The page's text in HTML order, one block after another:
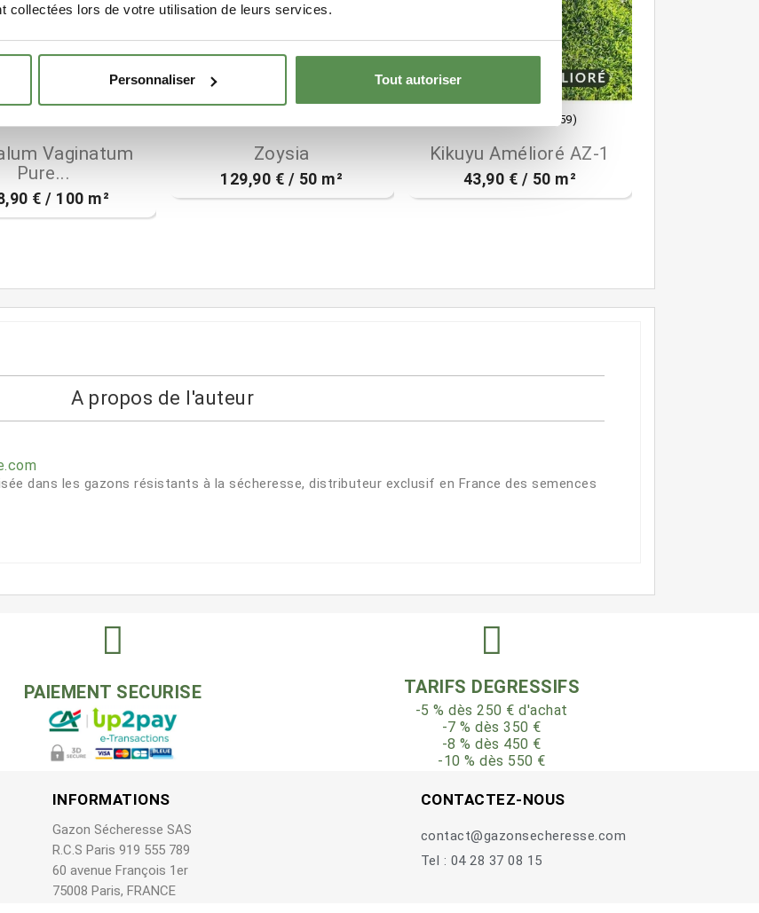
collectées lors de votre utilisation de leurs services.
Personnaliser Tout autoriser
Aperçu rapide
Vaginatum
Pure...
€ / 100 m²
Aperçu rapide
Zoysia
129,90 € / 50 m²
Aperçu rapide
Kikuyu Amélioré AZ-1
43,90 € / 50 m²
(59)
A propos de l'auteur
dans les gazons résistants à la sécheresse, distributeur exclusif en France des semences
PAIEMENT SECURISE TARIFS DEGRESSIFS
-5 % dès 250 € d'achat
-7 % dès 350 €
-8 % dès 450 €
-10 % dès 550 €
INFORMATIONS
Gazon Sécheresse SAS
R.C.S Paris 919 555 789
60 avenue François 1er
75008 Paris, FRANCE
CONTACTEZ-NOUS
contact@gazonsecheresse.com
Tel : 04 28 37 08 15